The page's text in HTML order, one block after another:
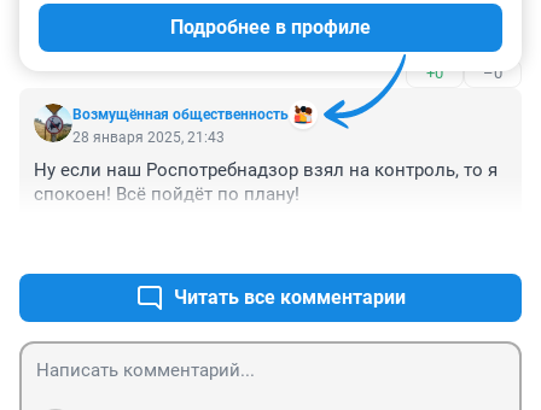
надеюсь до нас дойдет, повеселимся хоть
+0 –0
Возмущëнная общественность
Подробнее в профиле
28 января 2025, 21:43
Ну если наш Роспотребнадзор взял на контроль, то я
спокоен! Всё пойдёт по плану!
Читать все комментарии